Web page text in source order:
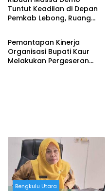
Tuntut Keadilan di Depan
Pemkab Lebong, Ruang
Berita
Pemantapan Kinerja
Organisasi Bupati Kaur
Melakukan Pergeseran
Bengkulu Utara